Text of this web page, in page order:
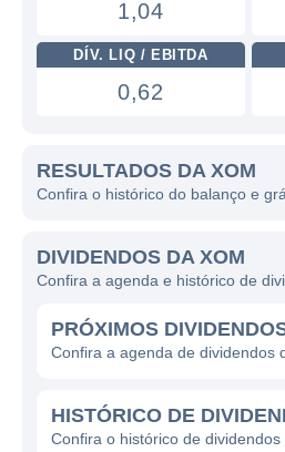
1,04
DÍV. LIQ / EBITDA
0,62
RESULTADOS DA XOM
Confira o histórico do balanço e
DIVIDENDOS DA XOM
Confira a agenda e histórico de
PRÓXIMOS
Confira a agenda de dividendos
HISTÓRICO DE
Confira o histórico de